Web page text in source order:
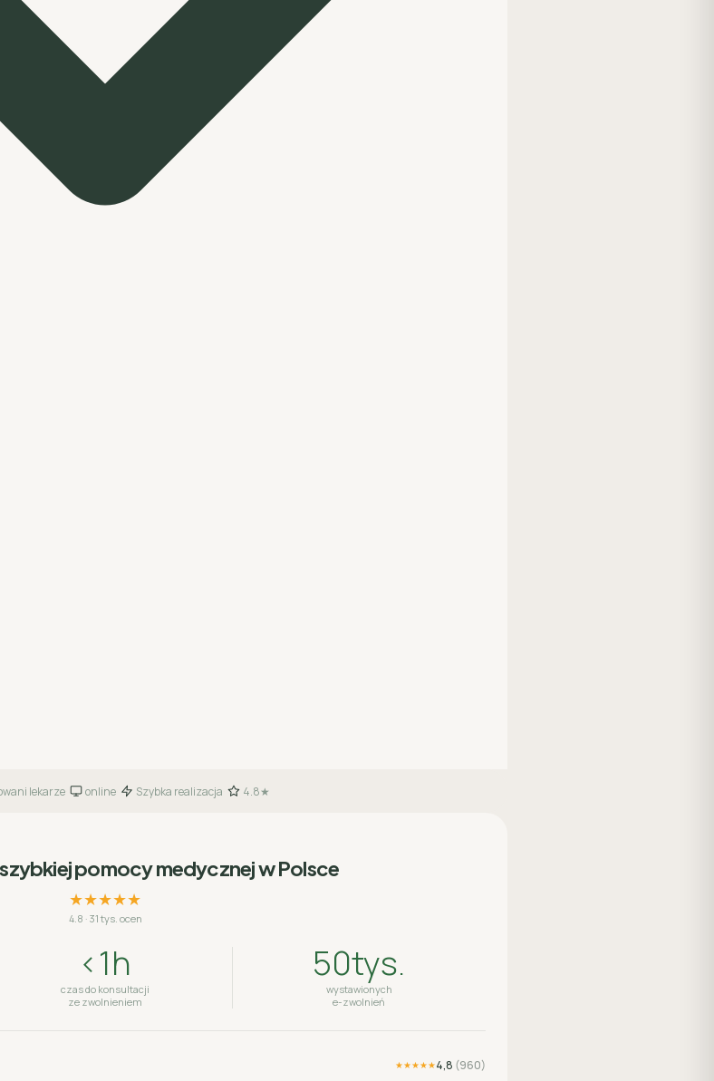
lekarze· online· Szybka realizacja 4.8★
pomocy medycznej w Polsce
★★★★★
4.8 · 31 tys. ocen
<1h
czas do konsultacji
ze zwolnieniem
50tys.
wystawionych
e-zwolnień
★★★★★4,8 (960)